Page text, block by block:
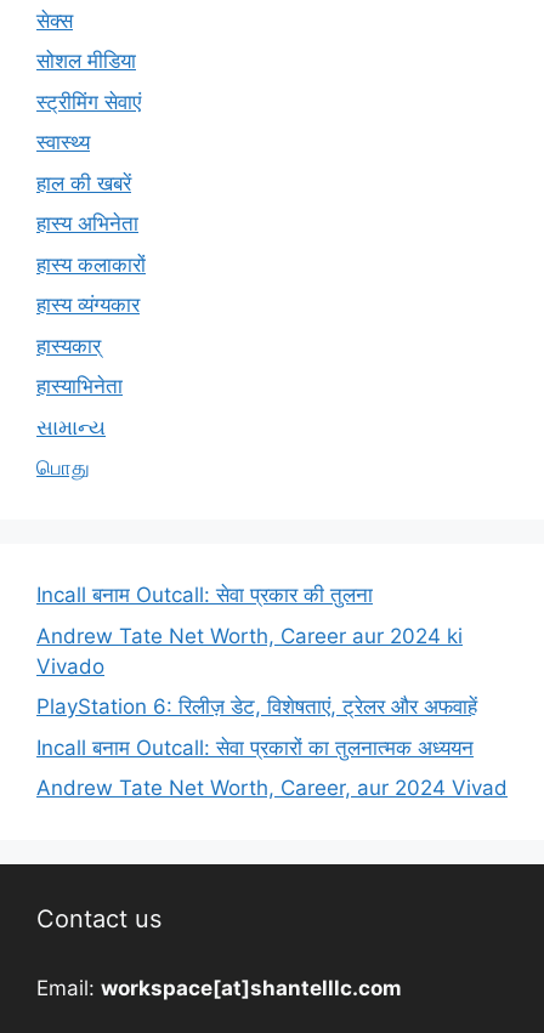
सेक्स
सोशल मीडिया
स्ट्रीमिंग सेवाएं
स्वास्थ्य
हाल की खबरें
हास्य अभिनेता
हास्य कलाकारों
हास्य व्यंग्यकार
हास्यकार्
हास्याभिनेता
સામાન્ય
பொது
Incall बनाम Outcall: सेवा प्रकार की तुलना
Andrew Tate Net Worth, Career aur 2024 ki
Vivado
PlayStation 6: रिलीज़ डेट, विशेषताएं, ट्रेलर और अफवाहें
Incall बनाम Outcall: सेवा प्रकारों का तुलनात्मक अध्ययन
Andrew Tate Net Worth, Career, aur 2024 Vivad
Contact us
Email: workspace[at]shantelllc.com